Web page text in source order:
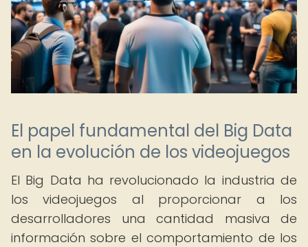
El papel fundamental del Big Data
en la evolución de los videojuegos
El Big Data ha revolucionado la industria de
los videojuegos al proporcionar a los
desarrolladores una cantidad masiva de
información sobre el comportamiento de los